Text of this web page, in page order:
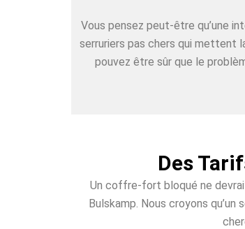
Vous pensez peut-être qu’une
serruriers pas chers qui mettent
pouvez être sûr que le
Des
Un coffre-fort bloqué ne
Bulskamp. Nous croyons